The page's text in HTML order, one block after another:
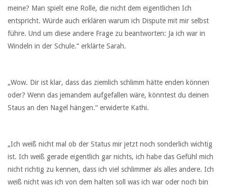
meine? Man spielt eine Rolle, die nicht dem eigentlichen Ich
entspricht. Würde auch erklären warum ich Dispute mit mir selbst
führe. Und um diese andere Frage zu beantworten: Ja ich war in
Windeln in der Schule.“ erklärte Sarah.
„Wow. Dir ist klar, dass das ziemlich schlimm hätte enden können
oder? Wenn das jemandem aufgefallen wäre, könntest du deinen
Staus an den Nagel hängen.“ erwiderte Kathi.
„Ich weiß nicht mal ob der Status mir jetzt noch sonderlich wichtig
ist. Ich weiß gerade eigentlich gar nichts, ich habe das Gefühl mich
nicht richtig zu kennen, dass ich viel schlimmer als alles andere. Ich
weiß nicht was ich von dem halten soll was ich war oder noch bin